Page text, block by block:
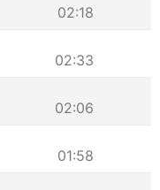
02:18
02:33
02:06
01:58